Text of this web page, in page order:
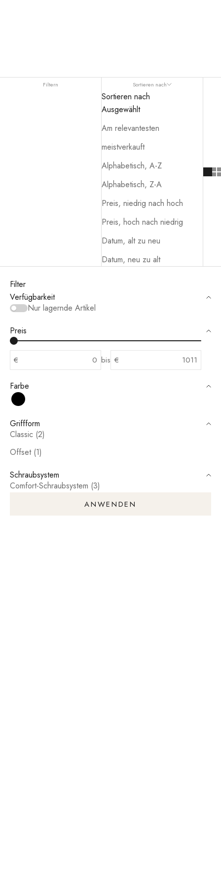
Filtern Sortieren nach
Sortieren nach
Ausgewählt
Am relevantesten
meistverkauft
Alphabetisch, A-Z
Alphabetisch, Z-A
Preis, niedrig nach hoch
Preis, hoch nach niedrig
Datum, alt zu neu
Datum, neu zu alt
Filter
Verfügbarkeit
Nur lagernde Artikel
Preis
€ bis €
Farbe
Schwarz
Griffform
Classic (2)
Offset (1)
Schraubsystem
Comfort-Schraubsystem (3)
ANWENDEN